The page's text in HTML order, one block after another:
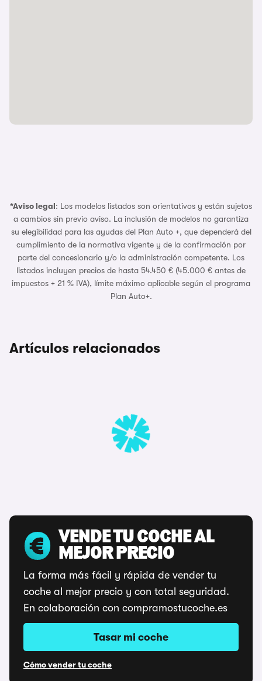
*Aviso legal: Los modelos listados son orientativos y están sujetos
a cambios sin previo aviso. La inclusión de modelos no garantiza
su elegibilidad para las ayudas del Plan Auto +, que dependerá del
cumplimiento de la normativa vigente y de la confirmación por
parte del concesionario y/o la administración competente. Los
listados incluyen precios de hasta 54.450 € (45.000 € antes de
impuestos + 21 % IVA), límite máximo aplicable según el programa
Plan Auto+.
Artículos relacionados
VENDE TU COCHE AL
MEJOR PRECIO
La forma más fácil y rápida de vender tu
coche al mejor precio y con total seguridad.
En colaboración con compramostucoche.es
Tasar mi coche
Cómo vender tu coche